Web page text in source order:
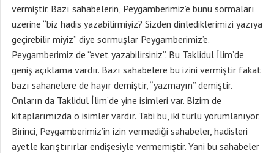
vermiştir. Bazı sahabelerin, Peygamberimiz’e bunu sormaları
üzerine “biz hadis yazabilirmiyiz? Sizden dinlediklerimizi yazıya
geçirebilir miyiz” diye sormuşlar Peygamberimiz’e.
Peygamberimiz de “evet yazabilirsiniz”. Bu Taklidul İlim’de
geniş açıklama vardır. Bazı sahabelere bu izini vermiştir fakat
bazı sahanelere de hayır demiştir, “yazmayın” demiştir.
Onların da Taklidul İlim’de yine isimleri var. Bizim de
kitaplarımızda o isimler vardır. Tabi bu, iki türlü yorumlanıyor.
Birinci, Peygamberimiz’in izin vermediği sahabeler, hadisleri
ayetle karıştırırlar endişesiyle vermemiştir. Yani bu sahabeler